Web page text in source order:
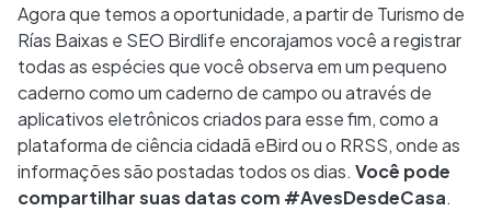
Agora que temos a oportunidade, a partir de Turismo de
Rías Baixas e SEO Birdlife encorajamos você a registrar
todas as espécies que você observa em um pequeno
caderno como um caderno de campo ou através de
aplicativos eletrônicos criados para esse fim, como a
plataforma de ciência cidadã eBird ou o RRSS, onde as
informações são postadas todos os dias. Você pode
compartilhar suas datas com #AvesDesdeCasa.